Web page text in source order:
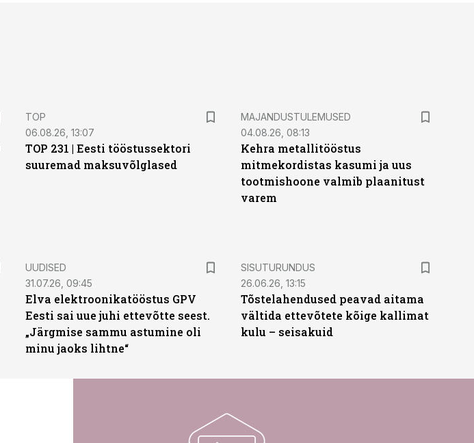
TOP
06.08.26, 13:07
TOP 231 | Eesti tööstussektori
suuremad maksuvõlglased
MAJANDUSTULEMUSED
04.08.26, 08:13
Kehra metallitööstus
mitmekordistas kasumi ja uus
tootmishoone valmib plaanitust
varem
UUDISED
31.07.26, 09:45
Elva elektroonikatööstus GPV
Eesti sai uue juhi ettevõtte seest.
„Järgmise sammu astumine oli
minu jaoks lihtne“
ST
SISUTURUNDUS
26.06.26, 13:15
Tõstelahendused peavad aitama
vältida ettevõtete kõige kallimat
kulu – seisakuid